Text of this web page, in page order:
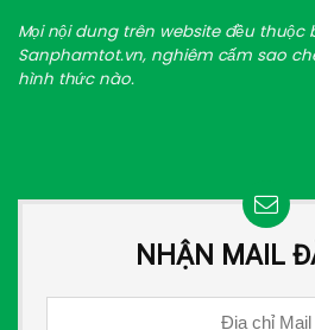
Mọi nội dung trên website đều thuộc
Sanphamtot.vn, nghiêm cấm sao
hình thức nào.
NHẬN MAIL